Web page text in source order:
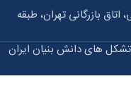
بازرگانی تهران، طبقه
های دانش بنیان ایران